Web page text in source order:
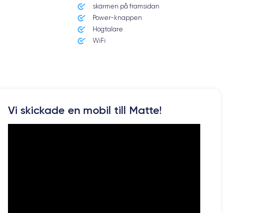
skärmen på framsidan
Power-knappen
Högtalare
WiFi
Vi skickade en mobil till Matte!